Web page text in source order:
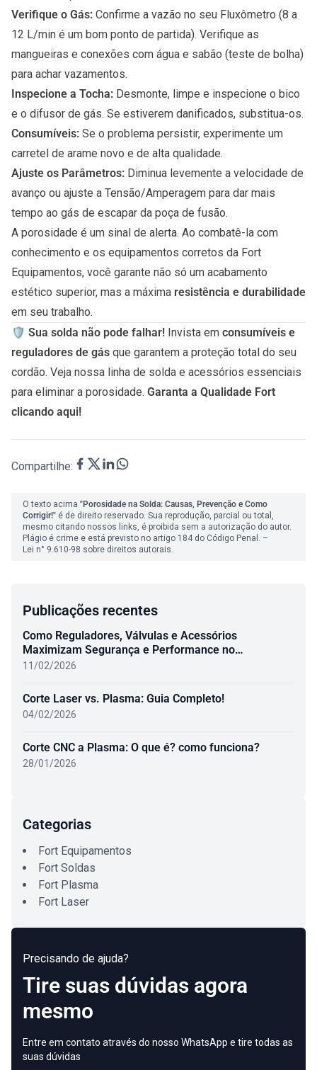
Verifique o Gás: Confirme a vazão no seu Fluxômetro (8 a
12 L/min é um bom ponto de partida). Verifique as
mangueiras e conexões com água e sabão (teste de bolha)
para achar vazamentos.
Inspecione a Tocha: Desmonte, limpe e inspecione o bico
e o difusor de gás. Se estiverem danificados, substitua-os.
Consumíveis: Se o problema persistir, experimente um
carretel de arame novo e de alta qualidade.
Ajuste os Parâmetros: Diminua levemente a velocidade de
avanço ou ajuste a Tensão/Amperagem para dar mais
tempo ao gás de escapar da poça de fusão.
A porosidade é um sinal de alerta. Ao combatê-la com
conhecimento e os equipamentos corretos da Fort
Equipamentos, você garante não só um acabamento
estético superior, mas a máxima resistência e durabilidade
em seu trabalho.
🛡️ Sua solda não pode falhar! Invista em consumíveis e
reguladores de gás que garantem a proteção total do seu
cordão. Veja nossa linha de solda e acessórios essenciais
para eliminar a porosidade. Garanta a Qualidade Fort
clicando aqui!
Compartilhe:
O texto acima "Porosidade na Solda: Causas, Prevenção e Como
Corrigir!" é de direito reservado. Sua reprodução, parcial ou total,
mesmo citando nossos links, é proibida sem a autorização do autor.
Plágio é crime e está previsto no artigo 184 do Código Penal. –
Lei n° 9.610-98 sobre direitos autorais.
Publicações recentes
Como Reguladores, Válvulas e Acessórios
Maximizam Segurança e Performance no
Oxicombustível
11/02/2026
Corte Laser vs. Plasma: Guia Completo!
04/02/2026
Corte CNC a Plasma: O que é? como funciona?
28/01/2026
Categorias
Fort Equipamentos
Fort Soldas
Fort Plasma
Fort Laser
Precisando de ajuda?
Tire suas dúvidas agora
mesmo
Entre em contato através do nosso WhatsApp e tire todas as
suas dúvidas